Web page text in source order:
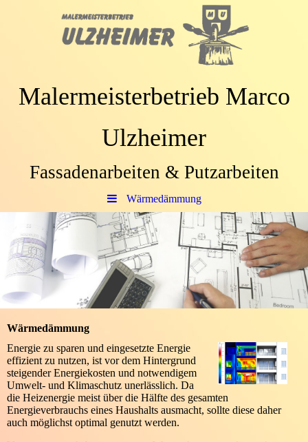
Malermeisterbetrieb Marco
Ulzheimer
Fassadenarbeiten & Putzarbeiten
Wärmedämmung
Wärmedämmung
Energie zu sparen und eingesetzte Energie
effizient zu nutzen, ist vor dem Hintergrund
steigender Energiekosten und notwendigem
Umwelt- und Klimaschutz unerlässlich. Da
die Heizenergie meist über die Hälfte des gesamten
Energieverbrauchs eines Haushalts ausmacht, sollte diese daher
auch möglichst optimal genutzt werden.